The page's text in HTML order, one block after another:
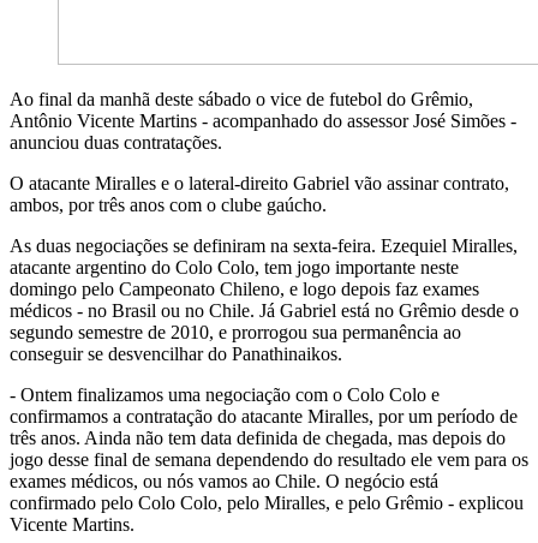
Ao final da manhã deste sábado o vice de futebol do Grêmio,
Antônio Vicente Martins - acompanhado do assessor José Simões -
anunciou duas contratações.
O atacante Miralles e o lateral-direito Gabriel vão assinar contrato,
ambos, por três anos com o clube gaúcho.
As duas negociações se definiram na sexta-feira. Ezequiel Miralles,
atacante argentino do Colo Colo, tem jogo importante neste
domingo pelo Campeonato Chileno, e logo depois faz exames
médicos - no Brasil ou no Chile. Já Gabriel está no Grêmio desde o
segundo semestre de 2010, e prorrogou sua permanência ao
conseguir se desvencilhar do Panathinaikos.
- Ontem finalizamos uma negociação com o Colo Colo e
confirmamos a contratação do atacante Miralles, por um período de
três anos. Ainda não tem data definida de chegada, mas depois do
jogo desse final de semana dependendo do resultado ele vem para os
exames médicos, ou nós vamos ao Chile. O negócio está
confirmado pelo Colo Colo, pelo Miralles, e pelo Grêmio - explicou
Vicente Martins.